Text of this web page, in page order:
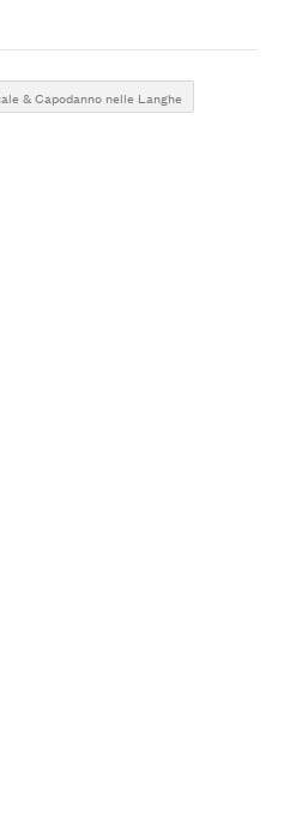
& Capodanno nelle Langhe